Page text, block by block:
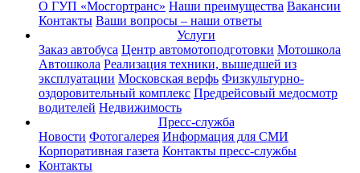
О ГУП «Мосгортранс» Наши преимущества Вакансии
Контакты Ваши вопросы – наши ответы
Услуги
Заказ автобуса Центр автомотоподготовки Мотошкола
Автошкола Реализация техники, вышедшей из
эксплуатации Московская верфь Физкультурно-
оздоровительный комплекс Предрейсовый медосмотр
водителей Недвижимость
Пресс-служба
Новости Фотогалерея Информация для СМИ
Корпоративная газета Контакты пресс-службы
Контакты